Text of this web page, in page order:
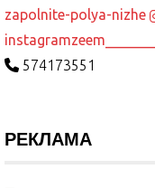
zapolnite-polya-nizhe
instagramzeem_______
574173551
РЕКЛАМА